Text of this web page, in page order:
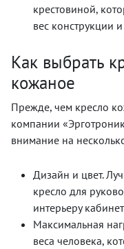
крестовиной,
вес конструкции
Как выбрать
кожаное
Прежде, чем кресло
компании
внимание на
Дизайн и цвет.
кресло для
интерьеру
Максимальная
веса человека,